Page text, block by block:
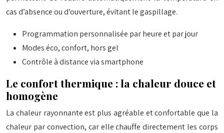
cas d’absence ou d’ouverture, évitant le gaspillage.
Programmation personnalisée par heure et par jour
Modes éco, confort, hors gel
Contrôle à distance via smartphone
Le confort thermique : la chaleur douce et
homogène
La chaleur rayonnante est plus agréable et confortable que la
chaleur par convection, car elle chauffe directement les corps